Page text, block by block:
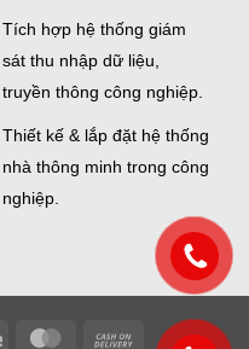
Tích hợp hệ thống giám
sát thu nhập dữ liệu,
truyền thông công nghiệp.
Thiết kế & lắp đặt hệ thống
nhà thông minh trong công
nghiệp.
Stripe MasterCardCash